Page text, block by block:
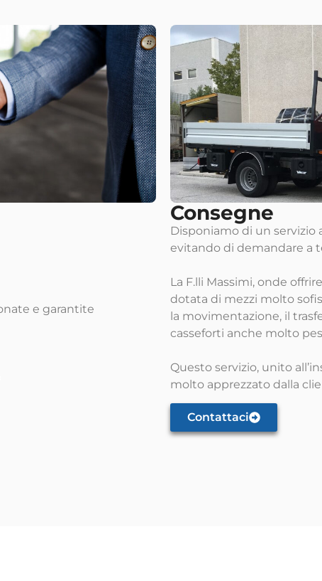
e garantite
Consegne
Disponiamo di un
evitando di demandare a
La F.lli Massimi, onde
dotata di mezzi molto
la movimentazione, il
casseforti anche molto
Questo servizio, unito
molto apprezzato dalla
Contattaci